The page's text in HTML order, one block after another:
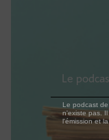
Le
Le podcast
n'existe pas.
l'émission et